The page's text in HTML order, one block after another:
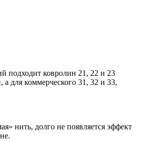
подходит ковролин 21, 22 и 23
а для коммерческого 31, 32 и 33,
нить, долго не появляется эффект